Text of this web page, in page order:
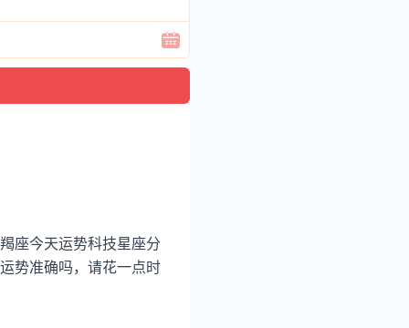
座今天运势科技星座分
势准确吗，请花一点时